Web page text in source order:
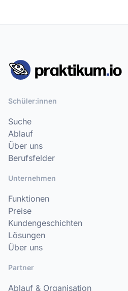
Schüler:innen
Suche
Ablauf
Über uns
Berufsfelder
Unternehmen
Funktionen
Preise
Kundengeschichten
Lösungen
Über uns
Partner
Ablauf & Organisation